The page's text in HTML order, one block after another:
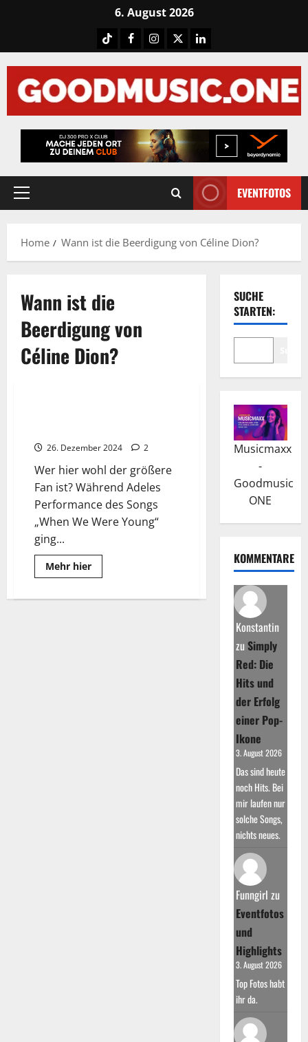
6. August 2026
TiktokFacebook
Instagram
X LinkedIN
Primary
EVENTFOTOS
Home Wann ist die Beerdigung von Céline Dion?
Wann ist die
Beerdigung von
Céline Dion?
Promi-News
26. Dezember 2024 2
Wer hier wohl der größere
Fan ist? Während Adeles
Performance des Songs
„When We Were Young“
ging...
Mehr hierRead
more
bewegender
SUCHE
STARTEN:
Musicmaxx
-
Goodmusic
ONE
KOMMENTARE
Konstantin
zu Simply
Red: Die
Hits und
der Erfolg
einer Pop-
Ikone
3. August 2026
Das sind heute
noch Hits. Bei
mir laufen nur
solche Songs,
nichts neues.
Funngirl zu
Eventfotos
und
Highlights
3. August 2026
Top Fotos habt
ihr da.